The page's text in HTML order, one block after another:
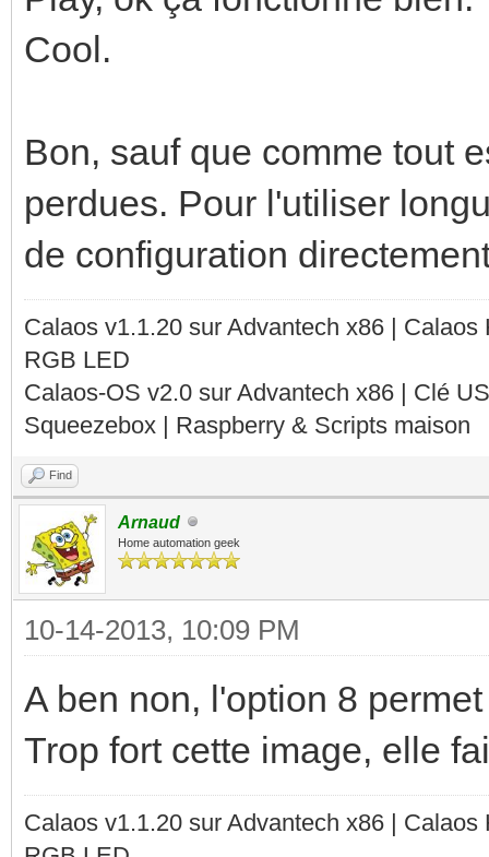
Cool.
Bon, sauf que comme tout
perdues. Pour l'utiliser
de configuration
Calaos v1.1.20 sur Advantech x86 |
RGB LED
Calaos-OS v2.0 sur Advantech x86 | Clé
Squeezebox | Raspberry & Scripts maison
Find
Arnaud
Home automation geek
10-14-2013, 10:09 PM
A ben non, l'option 8
Trop fort cette image, elle
Calaos v1.1.20 sur Advantech x86 |